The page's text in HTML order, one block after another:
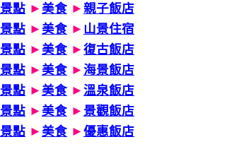
景點 ► 美食 ► 親子飯店
景點 ► 美食 ► 山景住宿
景點 ► 美食 ► 復古飯店
景點 ► 美食 ► 海景飯店
景點 ► 美食 ► 溫泉飯店
景點 ► 美食 ► 景觀飯店
景點 ► 美食 ► 優惠飯店